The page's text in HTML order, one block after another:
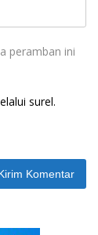
peramban ini
surel.